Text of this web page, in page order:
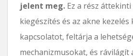
jelent meg. Ez a rész
kiegészítés és az akne
kapcsolatot, feltárja a
mechanizmusokat, és rávilágít